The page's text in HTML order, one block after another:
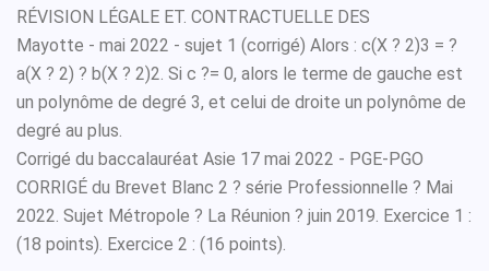
RÉVISION LÉGALE ET. CONTRACTUELLE DES
Mayotte - mai 2022 - sujet 1 (corrigé) Alors : c(X ? 2)3 = ?
a(X ? 2) ? b(X ? 2)2. Si c ?= 0, alors le terme de gauche est
un polynôme de degré 3, et celui de droite un polynôme de
degré au plus.
Corrigé du baccalauréat Asie 17 mai 2022 - PGE-PGO
CORRIGÉ du Brevet Blanc 2 ? série Professionnelle ? Mai
2022. Sujet Métropole ? La Réunion ? juin 2019. Exercice 1 :
(18 points). Exercice 2 : (16 points).